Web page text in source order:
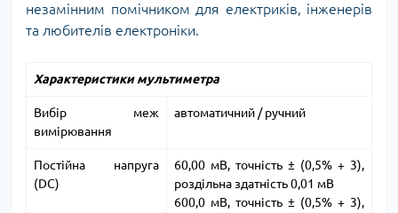
незамінним помічником для електриків, інженерів
та любителів електроніки.
Характеристики мультиметра
Вибір меж
вимірювання
автоматичний / ручний
Постійна напруга
(DC)
60,00 мВ, точність ± (0,5% + 3),
роздільна здатність 0,01 мВ
600,0 мВ, точність ± (0,5% + 3),